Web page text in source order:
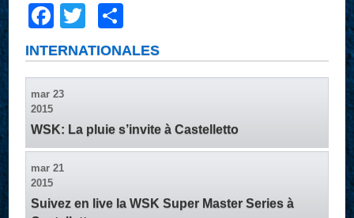
Facebook
Twitter
INTERNATIONALES
mar 23
2015
WSK: La pluie s’invite à Castelletto
mar 21
2015
Suivez en live la WSK Super Master Series à